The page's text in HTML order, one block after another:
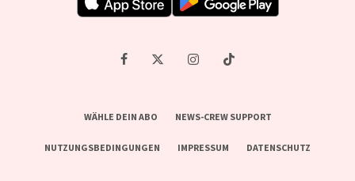
WÄHLE DEIN ABO NEWS-CREW SUPPORT
NUTZUNGSBEDINGUNGEN IMPRESSUM DATENSCHUTZ